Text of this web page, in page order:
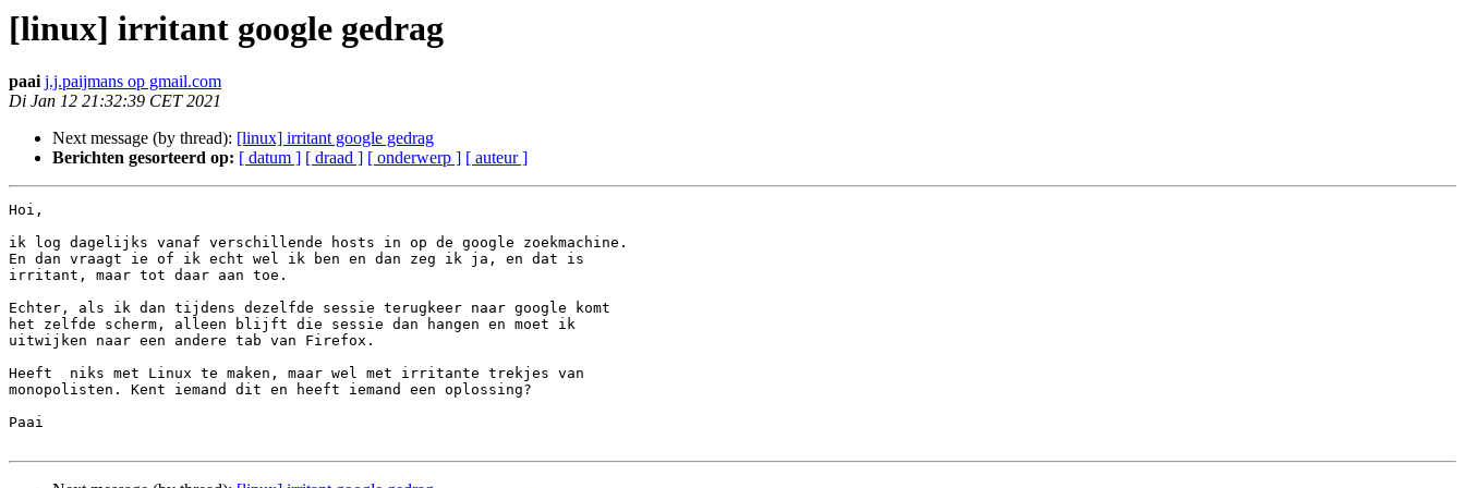
[linux] irritant google gedrag
paai j.j.paijmans op gmail.com
Di Jan 12 21:32:39 CET 2021
Next message (by thread): [linux] irritant google gedrag
Berichten gesorteerd op: [ datum ] [ draad ] [ onderwerp ] [ auteur ]
Hoi,
ik log dagelijks vanaf verschillende hosts in op de google zoekmachine.
En dan vraagt ie of ik echt wel ik ben en dan zeg ik ja, en dat is
irritant, maar tot daar aan toe.
Echter, als ik dan tijdens dezelfde sessie terugkeer naar google komt
het zelfde scherm, alleen blijft die sessie dan hangen en moet ik
uitwijken naar een andere tab van Firefox.
Heeft  niks met Linux te maken, maar wel met irritante trekjes van
monopolisten. Kent iemand dit en heeft iemand een oplossing?
Paai